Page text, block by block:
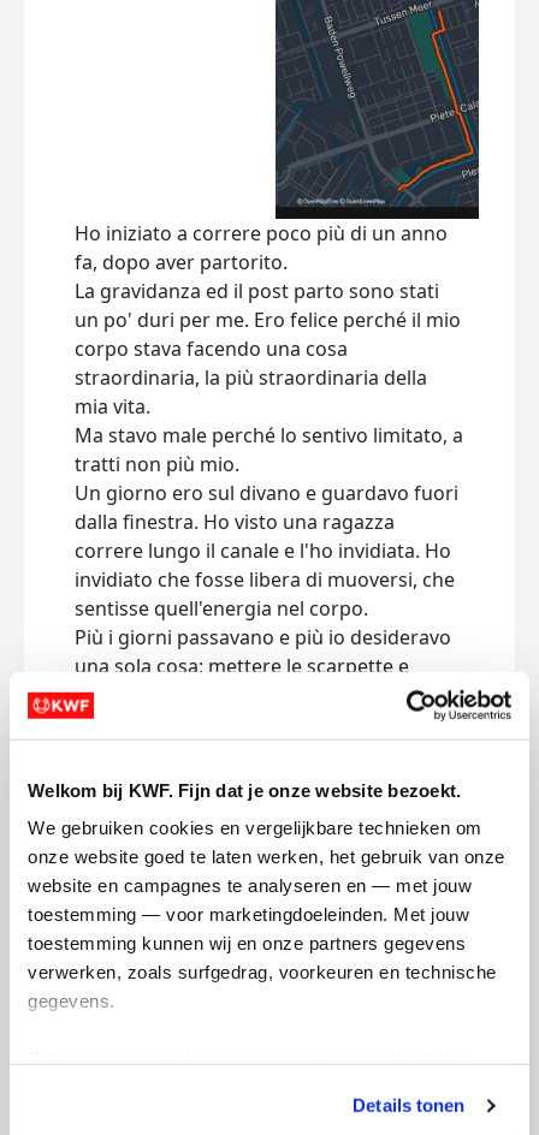
Welkom bij KWF. Fijn dat je onze website bezoekt.
We gebruiken cookies en vergelijkbare technieken om
onze website goed te laten werken, het gebruik van onze
website en campagnes te analyseren en — met jouw
toestemming — voor marketingdoeleinden. Met jouw
toestemming kunnen wij en onze partners gegevens
verwerken, zoals surfgedrag, voorkeuren en technische
gegevens.
tonen. Je kunt je toestemming op elk moment wijzigen of
Details tonen
Ho iniziato a correre poco più di un anno
fa, dopo aver partorito.
La gravidanza ed il post parto sono stati
un po' duri per me. Ero felice perché il mio
corpo stava facendo una cosa
straordinaria, la più straordinaria della
mia vita.
Ma stavo male perché lo sentivo limitato, a
tratti non più mio.
Un giorno ero sul divano e guardavo fuori
dalla finestra. Ho visto una ragazza
correre lungo il canale e l'ho invidiata. Ho
invidiato che fosse libera di muoversi, che
sentisse quell'energia nel corpo.
Più i giorni passavano e più io desideravo
una sola cosa: mettere le scarpette e
andare a correre. Un pensiero che in più di
30 anni non mi aveva mai sfiorato,
irresistibile.
dell'ostetrica.
L'attività è ancora registrata su Strava.
Corsi per 1,45 km e mi ritrovai senza fiato.
In un anno avrò pensato centinaia di volta
di non potercela fare, che non facesse per
me, che il mio corpo non sia fatto per
correre.
non devi credere a tutto ciò che pensi.